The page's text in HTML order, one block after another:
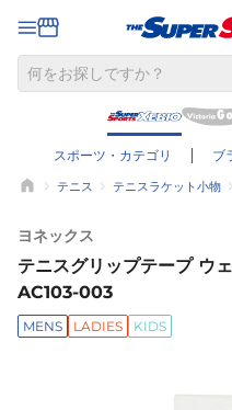
スポーツ・カテゴリ ブ
テニス テニスラケット小物
ヨネックス
テニスグリップテープ ウ
AC103-003
MENS LADIES KIDS